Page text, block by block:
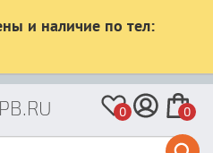
и наличие по тел:
0 0